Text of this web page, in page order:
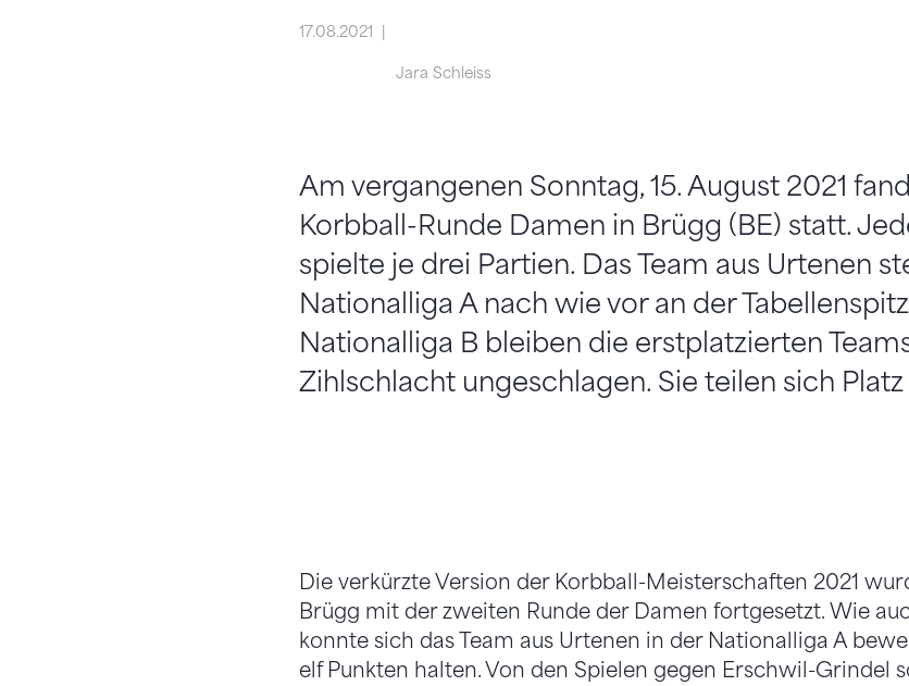
17.08.2021
Jara Schleiss
Am vergangenen Sonntag, 15. August 2021
Korbball-Runde Damen in Brügg (BE) statt.
spielte je drei Partien. Das Team aus Urtenen
Nationalliga A nach wie vor an der
Nationalliga B bleiben die erstplatzierten
Zihlschlacht ungeschlagen. Sie teilen sich Platz
Die verkürzte Version der Korbball-Meisterschaften 2021
Brügg mit der zweiten Runde der Damen fortgesetzt. Wie
konnte sich das Team aus Urtenen in der Nationalliga A
elf Punkten halten. Von den Spielen gegen Erschwil-Grindel